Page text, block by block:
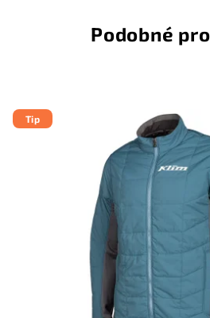
Podobné
Tip